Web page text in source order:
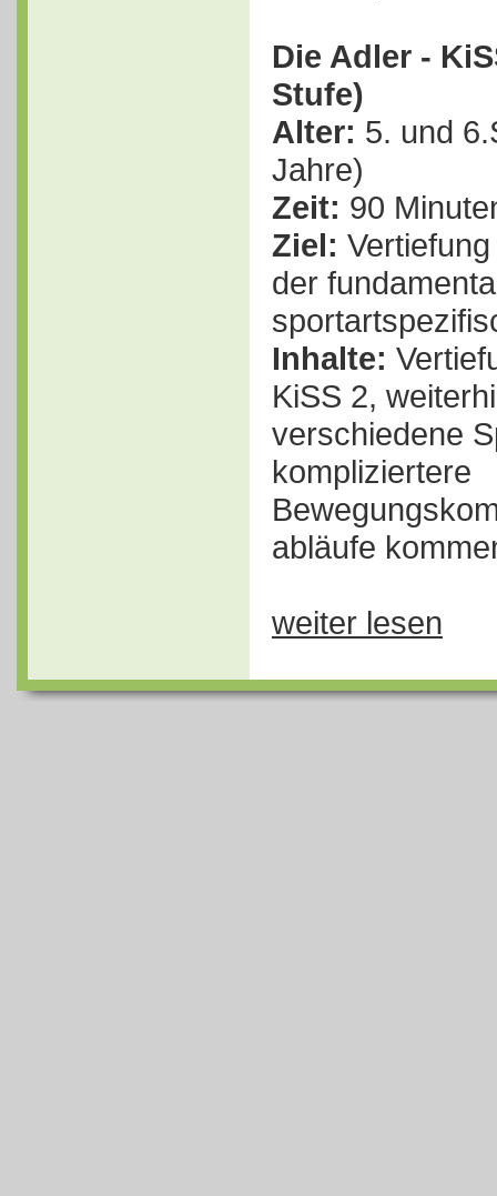
Die Adler -
Stufe)
Alter: 5. und
Jahre)
Zeit: 90
Ziel:
der
Inhalte:
KiSS 2,
verschiedene
kompliziertere
abläufe
weiter lesen